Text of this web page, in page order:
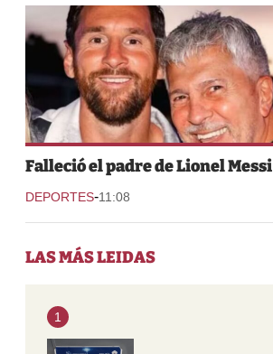
Falleció el padre de Lionel Messi
DEPORTES-11:08
LAS MÁS LEIDAS
1